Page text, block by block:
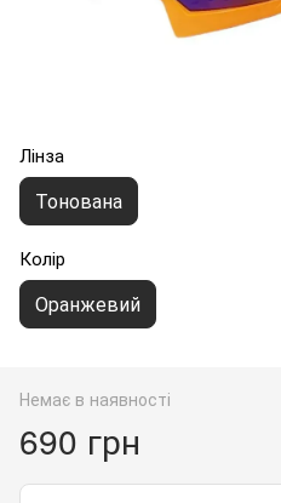
Лінза
Тонована
Колір
Оранжевий
Немає в наявності
690 грн